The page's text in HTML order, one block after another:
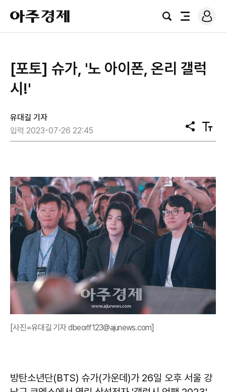
아
주
경
검
전
로
그
[포토] 슈가, '노 아이폰, 온리 갤럭
시!'
유대길 기자
입력 2023-07-26 22:45
공
유
텍
스
[사진=유대길 기자 dbeorlf123@ajunews.com]
방탄소년단(BTS) 슈가(가운데)가 26일 오후 서울 강